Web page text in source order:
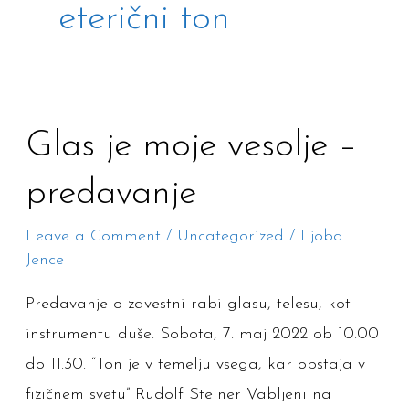
eterični ton
Glas je moje vesolje –
predavanje
Leave a Comment / Uncategorized / Ljoba
Jence
Predavanje o zavestni rabi glasu, telesu, kot
instrumentu duše. Sobota, 7. maj 2022 ob 10.00
do 11.30. “Ton je v temelju vsega, kar obstaja v
fizičnem svetu” Rudolf Steiner Vabljeni na
Glas
moje
vesolje
–